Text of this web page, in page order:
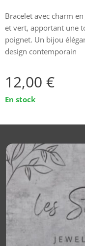
Bracelet avec charm
et vert, apportant une
poignet. Un bijou
design contemporain
12,00 €
En stock